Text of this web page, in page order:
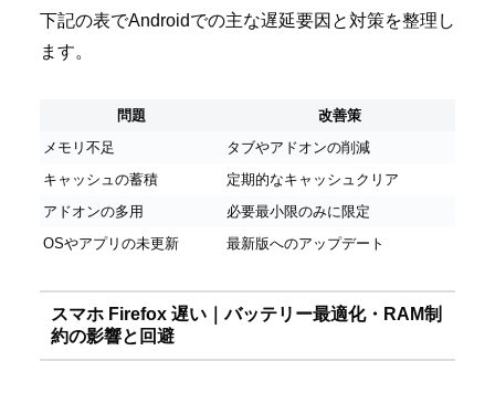
下記の表でAndroidでの主な遅延要因と対策を整理し
ます。
問題
改善策
メモリ不足
タブやアドオンの削減
キャッシュの蓄積
定期的なキャッシュクリア
アドオンの多用
必要最小限のみに限定
OSやアプリの未更新
最新版へのアップデート
スマホ Firefox 遅い｜バッテリー最適化・RAM制
約の影響と回避